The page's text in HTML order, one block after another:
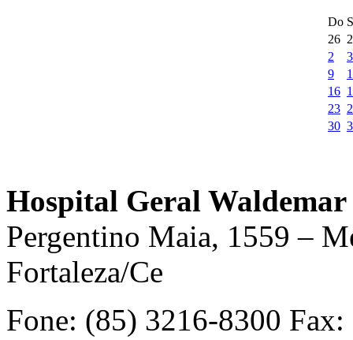
Do
26
2
3
9
16
23
30
Hospital Geral
Pergentino Maia, 1559 –
Fortaleza/Ce
Fone: (85) 3216-8300